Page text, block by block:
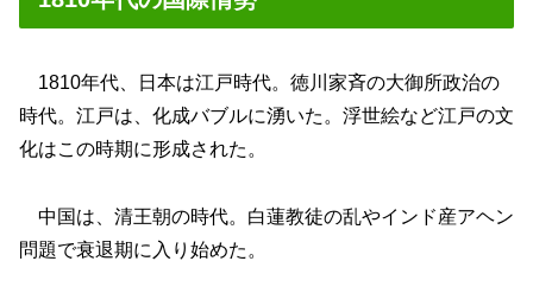
1810年代、日本は江戸時代。徳川家斉の大御所政治の
時代。江戸は、化成バブルに湧いた。浮世絵など江戸の文
化はこの時期に形成された。
中国は、清王朝の時代。白蓮教徒の乱やインド産アヘン
問題で衰退期に入り始めた。